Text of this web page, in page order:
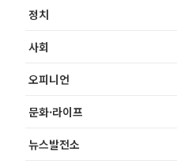
정치
사회
오피니언
문화·라이프
뉴스발전소